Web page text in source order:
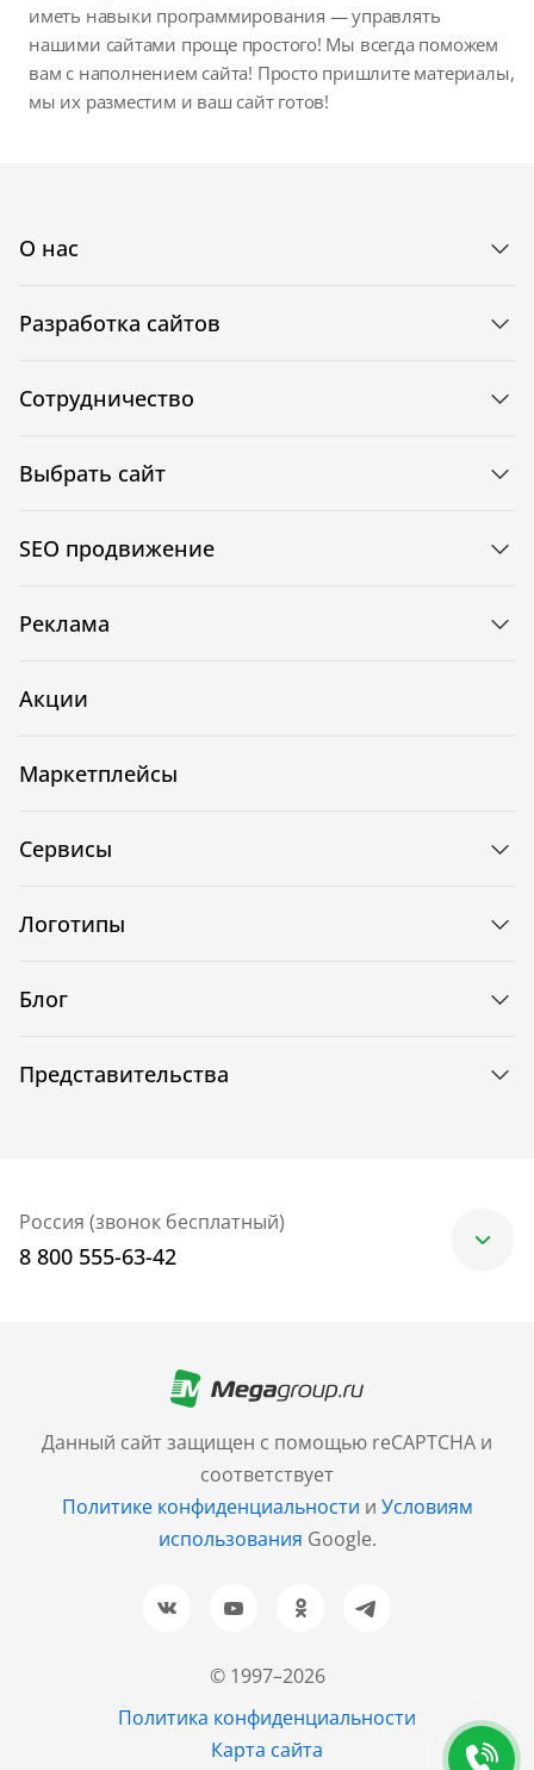
иметь навыки программирования — управлять
нашими сайтами проще простого! Мы всегда поможем
вам с наполнением сайта! Просто пришлите материалы,
мы их разместим и ваш сайт готов!
© 1997–2026
Политика конфиденциальности
Карта сайта
Данный сайт защищен с помощью reCAPTCHA и
соответствует
Политике конфиденциальности и Условиям
использования Google.
О нас
Разработка сайтов
Сотрудничество
Выбрать сайт
SEO продвижение
Реклама
Акции
Маркетплейсы
Сервисы
Логотипы
Блог
Представительства
Россия (звонок бесплатный)
8 800 555-63-42
+7 (499) 705-30-10
Санкт-Петербург
+7 (812) 600-77-33
Барнаул
+7 (961) 999-93-93
Новосибирск
+7 (843) 202-37-37